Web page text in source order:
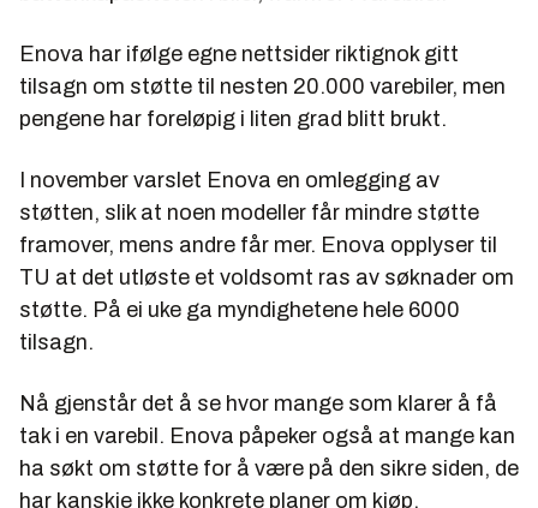
Enova har ifølge egne nettsider riktignok gitt
tilsagn om støtte til nesten 20.000 varebiler, men
pengene har foreløpig i liten grad blitt brukt.
I november varslet Enova en omlegging av
støtten, slik at noen modeller får mindre støtte
framover, mens andre får mer. Enova opplyser til
TU at det utløste et voldsomt ras av søknader om
støtte. På ei uke ga myndighetene hele 6000
tilsagn.
Nå gjenstår det å se hvor mange som klarer å få
tak i en varebil. Enova påpeker også at mange kan
ha søkt om støtte for å være på den sikre siden, de
har kanskje ikke konkrete planer om kjøp.